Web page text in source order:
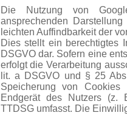
Die Nutzung von
ansprechenden
leichten Auffindbarkeit der
Dies stellt ein berechtigtes
DSGVO dar. Sofern eine
erfolgt die Verarbeitung
lit. a DSGVO und § 25
Speicherung von
Endgerät des Nutzers (z.
TTDSG umfasst. Die